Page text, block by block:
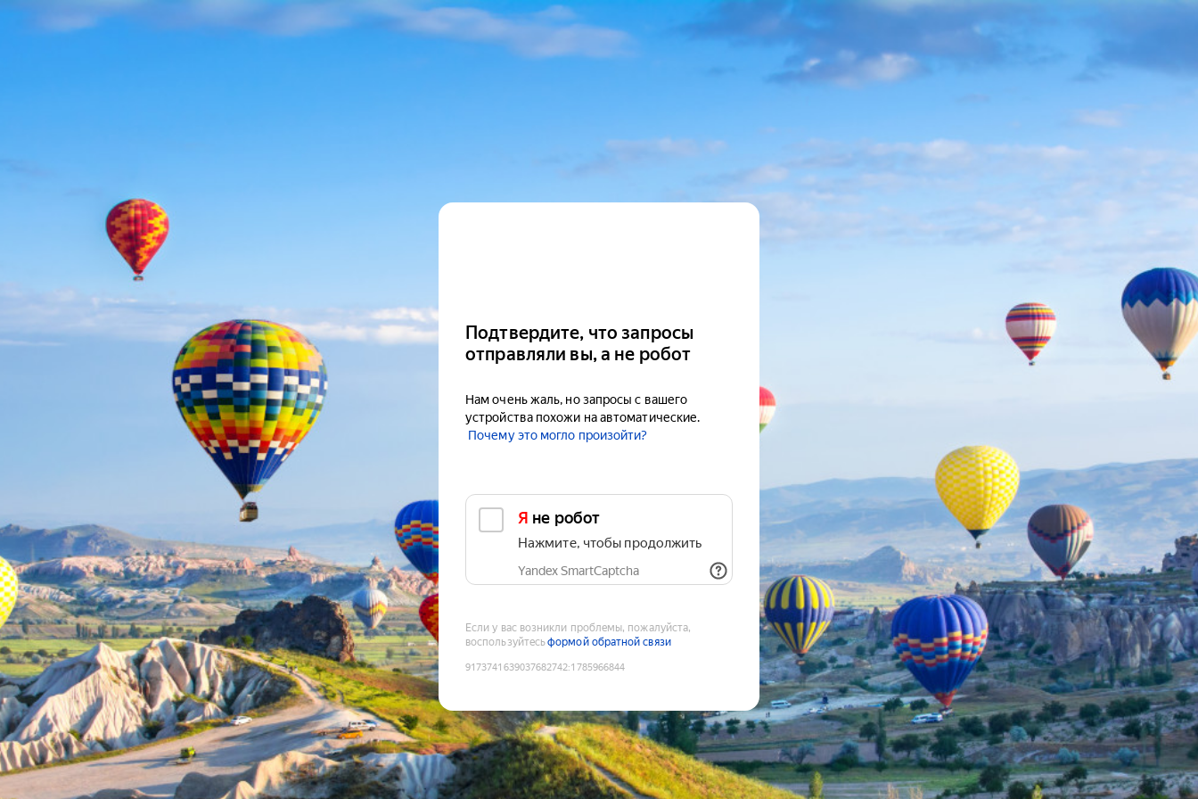
Подтвердите, что запросы
отправляли вы, а не робот
Нам очень жаль, но запросы с вашего
устройства похожи на автоматические.
Почему это могло произойти?
Я не робот
Нажмите, чтобы продолжить
Yandex SmartCaptcha
Если у вас возникли проблемы, пожалуйста,
воспользуйтесьформой обратной связи
9173741639037682742:1785966844